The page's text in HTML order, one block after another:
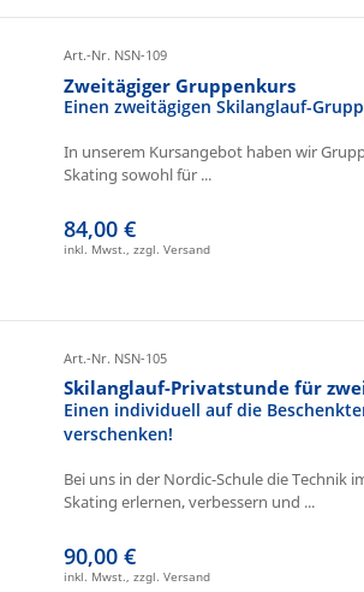
Art.-Nr. NSN-109
Zweitägiger Gruppenkurs
Einen zweitägigen Skilanglauf-
In unserem Kursangebot haben wir
Skating sowohl für ...
84,00 €
inkl. Mwst., zzgl. Versand
Art.-Nr. NSN-105
Skilanglauf-Privatstunde für
Einen individuell auf die
verschenken!
Bei uns in der Nordic-Schule die Technik
Skating erlernen, verbessern und ...
90,00 €
inkl. Mwst., zzgl. Versand